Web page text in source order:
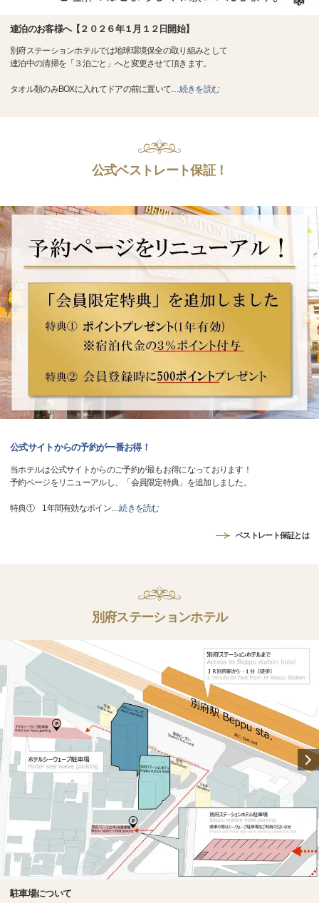
連泊のお客様へ【２０２６年１月１２日開始】
別府ステーションホテルでは地球環境保全の取り組みとして
連泊中の清掃を「３泊ごと」へと変更させて頂きます。
タオル類のみBOXに入れてドアの前に置いて…続きを読む
公式ベストレート保証！
公式サイトからの予約が一番お得！
当ホテルは公式サイトからのご予約が最もお得になっております！
予約ページをリニューアルし、「会員限定特典」を追加しました。
特典① 1年間有効なポイン…続きを読む
ベストレート保証とは
別府ステーションホテル
駐車場について